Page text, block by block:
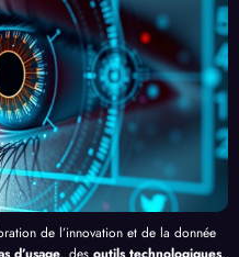
delà
de
Bang
ui
é de
l’IA
de l’innovation et de la donnée